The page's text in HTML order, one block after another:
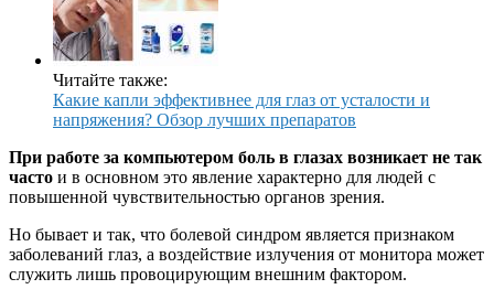
Читайте также:
Какие капли эффективнее для глаз от усталости и
напряжения? Обзор лучших препаратов
При работе за компьютером боль в глазах возникает не так
часто и в основном это явление характерно для людей с
повышенной чувствительностью органов зрения.
Но бывает и так, что болевой синдром является признаком
заболеваний глаз, а воздействие излучения от монитора может
служить лишь провоцирующим внешним фактором.